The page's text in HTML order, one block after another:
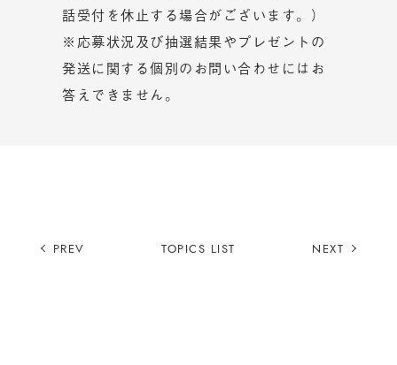
話受付を休止する場合がございます。）
※応募状況及び抽選結果やプレゼントの
発送に関する個別のお問い合わせにはお
答えできません。
PREV TOPICS LIST NEXT